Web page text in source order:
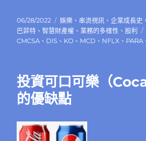
發
佈
日
06/28/2022
分
類
娛樂 、 串流視訊 、企業成長史 、
巴菲特 、智慧財產權 、 業務的多樣性 、 股利
CMCSA 、 DIS 、 KO 、 MCD 、 NFLX 、 PARA
投資可口可樂（
的優缺點